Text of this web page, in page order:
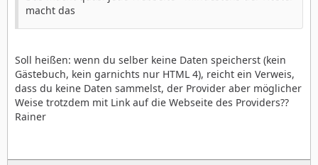
macht das
Soll heißen: wenn du selber keine Daten speicherst (kein
Gästebuch, kein garnichts nur HTML 4), reicht ein Verweis,
dass du keine Daten sammelst, der Provider aber möglicher
Weise trotzdem mit Link auf die Webseite des Providers??
Rainer